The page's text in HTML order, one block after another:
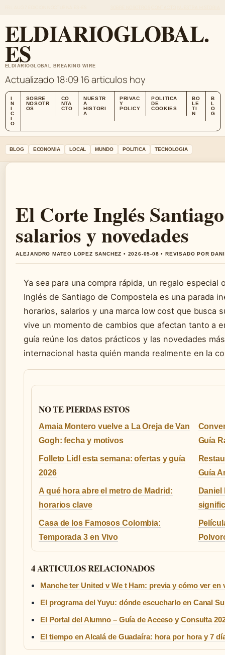
ELDIARIOGLOBAL.
ES
ELDIARIOGLOBAL BREAKING WIRE
Actualizado 18:0916 articulos hoy
I
N
I
C
I
O
SOBRE
NOSOTR
OS
CO
NTA
CTO
NUESTR
A
HISTORI
A
PRIVAC
Y
POLICY
POLITICA
DE
COOKIES
BO
LE
TI
N
B
L
O
G
BLOG ECONOMIA LOCAL MUNDO POLITICA TECNOLOGIA
El Corte Inglés
salarios y novedades
ALEJANDRO MATEO LOPEZ SANCHEZ • 2026-05-08 • REVISADO POR
Ya sea para una compra rápida, un regalo
Inglés de Santiago de Compostela es una parada
horarios, salarios y una marca low cost que busca
vive un momento de cambios que afectan tanto a
guía reúne los datos prácticos y las novedades
internacional hasta quién manda realmente en la
NO TE PIERDAS ESTOS
Amaia Montero vuelve a La Oreja de Van
Gogh: fecha y motivos
Guía
Folleto Lidl esta semana: ofertas y guía
2026
Guía
A qué hora abre el metro de Madrid:
horarios clave
Daniel
Casa de los Famosos Colombia:
Temporada 3 en Vivo
4 ARTICULOS RELACIONADOS
Manche ter United v We t Ham: previa y cómo ver en
El programa del Yuyu: dónde escucharlo en Canal
El Portal del Alumno – Guía de Acceso y Consulta
El tiempo en Alcalá de Guadaíra: hora por hora y 7